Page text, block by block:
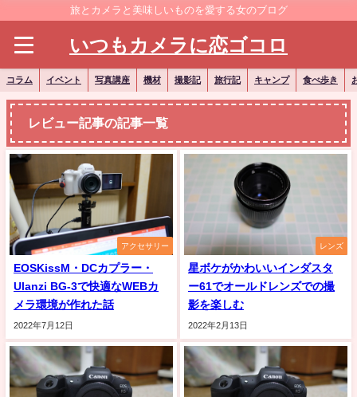
旅とカメラと美味しいものを愛する女のブログ
いつもカメラに恋ゴコロ
コラム イベント 写真講座 機材 撮影記 旅行記 キャンプ 食べ歩き
レビュー記事の記事一覧
アクセサリー
EOSKissM・DCカプラー・
Ulanzi BG-3で快適なWEBカ
メラ環境が作れた話
2022年7月12日
レンズ
星ボケがかわいいインダスタ
ー61でオールドレンズでの撮
影を楽しむ
2022年2月13日